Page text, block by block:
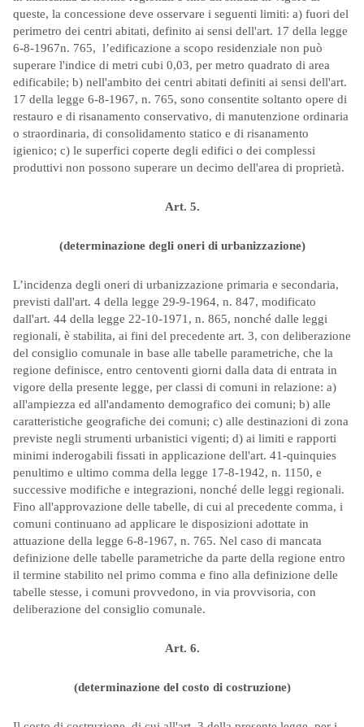
queste, la concessione deve osservare i seguenti limiti: a) fuori del
perimetro dei centri abitati, definito ai sensi dell'art. 17 della legge
6-8-1967n. 765, l’edificazione a scopo residenziale non può
superare l'indice di metri cubi 0,03, per metro quadrato di area
edificabile; b) nell'ambito dei centri abitati definiti ai sensi dell'art.
17 della legge 6-8-1967, n. 765, sono consentite soltanto opere di
restauro e di risanamento conservativo, di manutenzione ordinaria
o straordinaria, di consolidamento statico e di risanamento
igienico; c) le superfici coperte degli edifici o dei complessi
produttivi non possono superare un decimo dell'area di proprietà.
Art. 5.
(determinazione degli oneri di urbanizzazione)
L’incidenza degli oneri di urbanizzazione primaria e secondaria,
previsti dall'art. 4 della legge 29-9-1964, n. 847, modificato
dall'art. 44 della legge 22-10-1971, n. 865, nonché dalle leggi
regionali, è stabilita, ai fini del precedente art. 3, con deliberazione
del consiglio comunale in base alle tabelle parametriche, che la
regione definisce, entro centoventi giorni dalla data di entrata in
vigore della presente legge, per classi di comuni in relazione: a)
all'ampiezza ed all'andamento demografico dei comuni; b) alle
caratteristiche geografiche dei comuni; c) alle destinazioni di zona
previste negli strumenti urbanistici vigenti; d) ai limiti e rapporti
minimi inderogabili fissati in applicazione dell'art. 41-quinquies
penultimo e ultimo comma della legge 17-8-1942, n. 1150, e
successive modifiche e integrazioni, nonché delle leggi regionali.
Fino all'approvazione delle tabelle, di cui al precedente comma, i
comuni continuano ad applicare le disposizioni adottate in
attuazione della legge 6-8-1967, n. 765. Nel caso di mancata
definizione delle tabelle parametriche da parte della regione entro
il termine stabilito nel primo comma e fino alla definizione delle
tabelle stesse, i comuni provvedono, in via provvisoria, con
deliberazione del consiglio comunale.
Art. 6.
(determinazione del costo di costruzione)